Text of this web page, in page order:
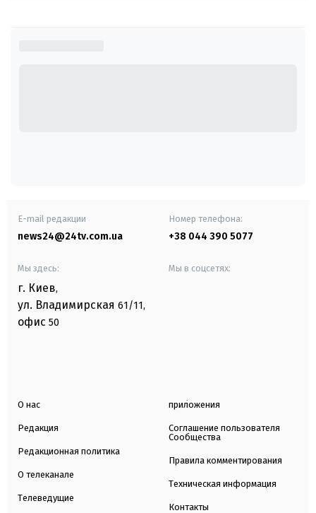
E-mail редакции
news24@24tv.com.ua
Номер телефона:
+38 044 390 5077
Мы здесь:
г. Киев,
ул. Владимирская 61/11,
офис 50
Мы в соцсетях:
О нас
Редакция
Редакционная политика
О телеканале
Телеведущие
приложения
Соглашение пользователя
Сообщества
Правила комментирования
Техническая информация
Контакты